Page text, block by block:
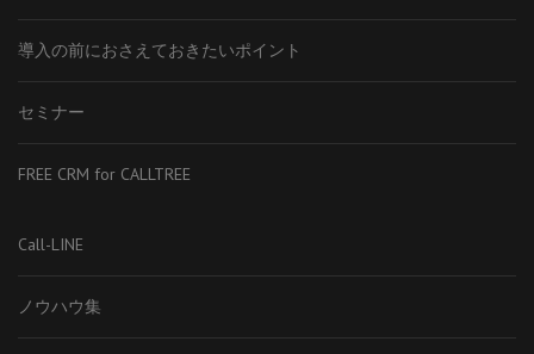
導入の前におさえておきたいポイント
セミナー
FREE CRM for CALLTREE
Call-LINE
ノウハウ集